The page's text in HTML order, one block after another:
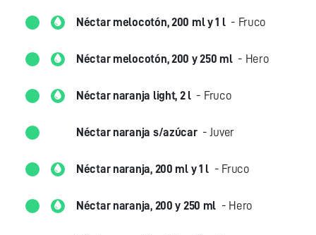
Néctar melocotón, 200 ml y 1 l - Fruco
Néctar melocotón, 200 y 250 ml - Hero
Néctar naranja light, 2 l - Fruco
Néctar naranja s/azúcar - Juver
Néctar naranja, 200 ml y 1 l - Fruco
Néctar naranja, 200 y 250 ml - Hero